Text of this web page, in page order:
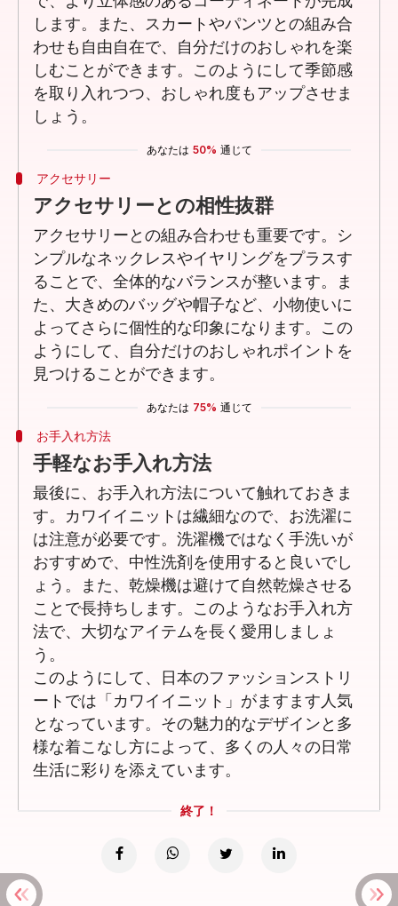
します。また、スカートやパンツとの組み合
わせも自由自在で、自分だけのおしゃれを楽
しむことができます。このようにして季節感
を取り入れつつ、おしゃれ度もアップさせま
しょう。
あなたは 50% 通じて
アクセサリー
アクセサリーとの相性抜群
アクセサリーとの組み合わせも重要です。シ
ンプルなネックレスやイヤリングをプラスす
ることで、全体的なバランスが整います。ま
た、大きめのバッグや帽子など、小物使いに
よってさらに個性的な印象になります。この
ようにして、自分だけのおしゃれポイントを
見つけることができます。
あなたは 75% 通じて
お手入れ方法
手軽なお手入れ方法
最後に、お手入れ方法について触れておきま
す。カワイイニットは繊細なので、お洗濯に
は注意が必要です。洗濯機ではなく手洗いが
おすすめで、中性洗剤を使用すると良いでし
ょう。また、乾燥機は避けて自然乾燥させる
ことで長持ちします。このようなお手入れ方
法で、大切なアイテムを長く愛用しましょ
う。
このようにして、日本のファッションストリ
ートでは「カワイイニット」がますます人気
となっています。その魅力的なデザインと多
様な着こなし方によって、多くの人々の日常
生活に彩りを添えています。
終了！